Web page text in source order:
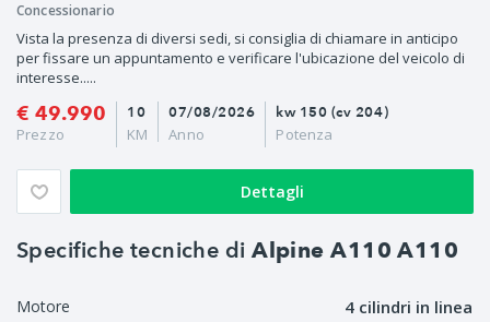
Concessionario
Vista la presenza di diversi sedi, si consiglia di chiamare in anticipo
per fissare un appuntamento e verificare l'ubicazione del veicolo di
interesse.....
€ 49.990
Prezzo
07/08/2026
Anno
10
KM
kw 150 (cv 204)
Potenza
Dettagli
Specifiche tecniche diAlpine A110 A110
Motore 4 cilindri in linea